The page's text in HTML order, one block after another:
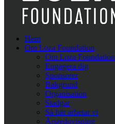
Hem
Om Loza Foundation
Om Loza Foundation
Engagera dig
Sponsorer
Bakgrund
Organisation
Stadgar
Så här arbetar vi
Årsredovisning